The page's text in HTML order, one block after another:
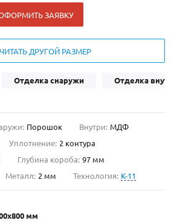
с доставкой и установкой в
Москве и МО
ЗАЯВКУ
ДРУГОЙ РАЗМЕР
Отделка снаружи Отделка
Порошок Внутри: МДФ
Уплотнение: 2 контура
Глубина короба: 97 мм
Металл: 2 мм Технология: K-11
мм